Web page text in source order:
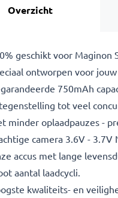
Overzicht
geschikt voor Maginon
ontworpen voor
750mAh
tot veel
minder oplaadpauzes -
camera 3.6V - 3.7V
accus met lange
aantal laadcycli.
kwaliteits- en